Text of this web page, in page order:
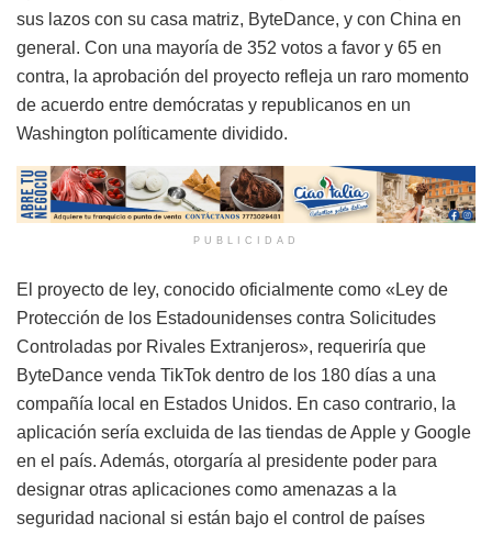
sus lazos con su casa matriz, ByteDance, y con China en
general. Con una mayoría de 352 votos a favor y 65 en
contra, la aprobación del proyecto refleja un raro momento
de acuerdo entre demócratas y republicanos en un
Washington políticamente dividido.
PUBLICIDAD
El proyecto de ley, conocido oficialmente como «Ley de
Protección de los Estadounidenses contra Solicitudes
Controladas por Rivales Extranjeros», requeriría que
ByteDance venda TikTok dentro de los 180 días a una
compañía local en Estados Unidos. En caso contrario, la
aplicación sería excluida de las tiendas de Apple y Google
en el país. Además, otorgaría al presidente poder para
designar otras aplicaciones como amenazas a la
seguridad nacional si están bajo el control de países